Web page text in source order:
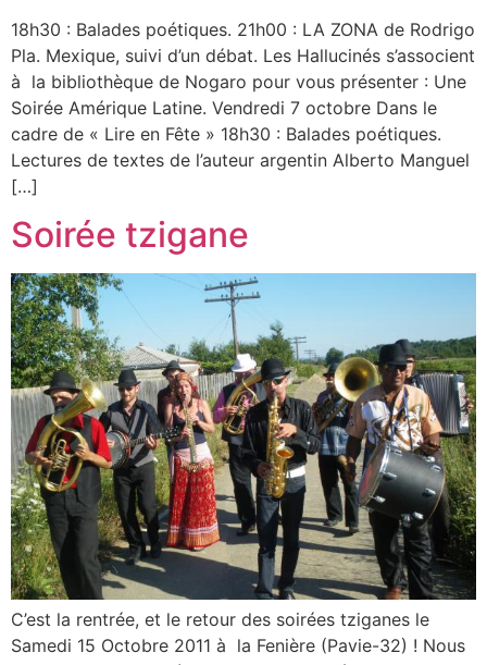
18h30 : Balades poétiques. 21h00 : LA ZONA de Rodrigo
Pla. Mexique, suivi d’un débat. Les Hallucinés s’associent
à la bibliothèque de Nogaro pour vous présenter : Une
Soirée Amérique Latine. Vendredi 7 octobre Dans le
cadre de « Lire en Fête » 18h30 : Balades poétiques.
Lectures de textes de l’auteur argentin Alberto Manguel
[…]
Soirée tzigane
C’est la rentrée, et le retour des soirées tziganes le
Samedi 15 Octobre 2011 à la Fenière (Pavie-32) ! Nous